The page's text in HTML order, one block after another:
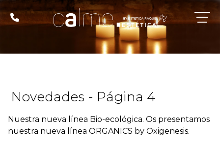
Novedades - Página 4
Nuestra nueva línea Bio-ecológica. Os presentamos
nuestra nueva línea ORGANICS by Oxigenesis.